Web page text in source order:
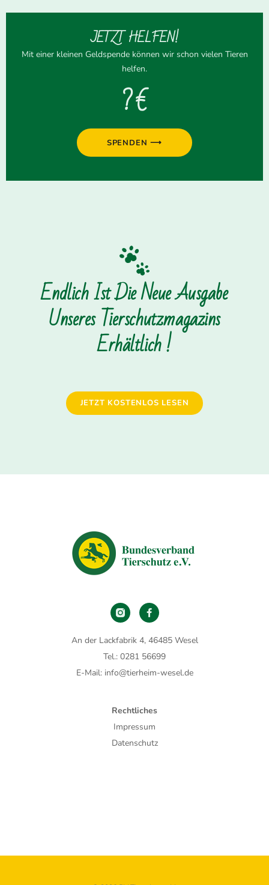
JETZT HELFEN!
Mit einer kleinen Geldspende können wir schon vielen Tieren
helfen.
? €
SPENDEN ⟶
Endlich Ist Die Neue Ausgabe
Unseres Tierschutzmagazins
Erhältlich !
JETZT KOSTENLOS LESEN
An der Lackfabrik 4, 46485 Wesel
Tel.: 0281 56699
E-Mail: info@tierheim-wesel.de
Rechtliches
Impressum
Datenschutz